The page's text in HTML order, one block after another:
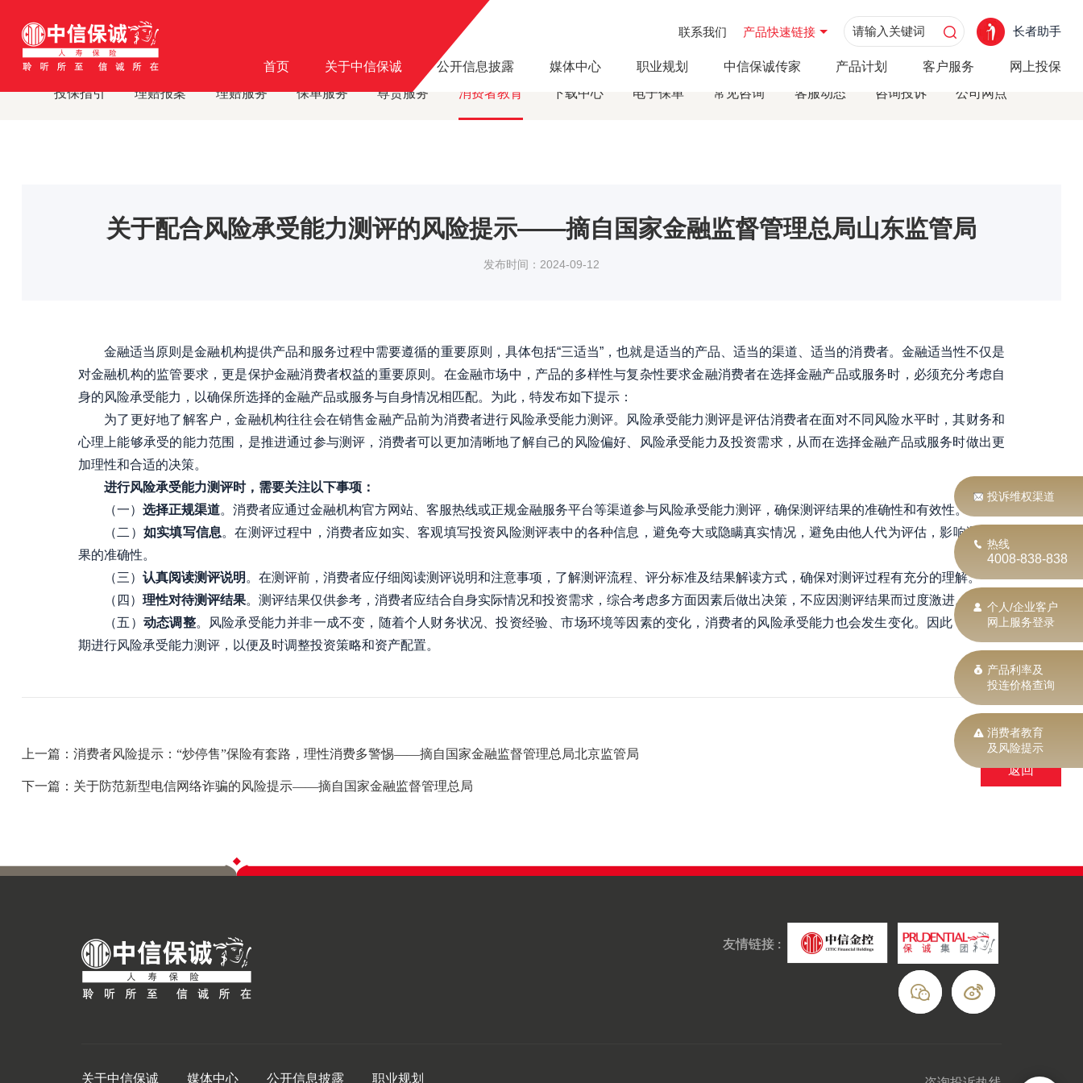
联系我们 产品快速链接 长者助手
首页 关于中信保诚 公开信息披露 媒体中心 职业规划 中信保诚传家 产品计划 客户服务 网上投保
首页 · 客户服务 · 关于配合风险承受能力测评的风险提示——摘自国家金融监督管理总局山东监管局
投保指引 理赔报案 理赔服务 保单服务 尊贵服务 消费者教育 下载中心 电子保单 常见咨询 客服动态 咨询投诉 公司网点
关于配合风险承受能力测评的风险提示——摘自国家金融监督管理总局山东监管局
发布时间：2024-09-12
金融适当原则是金融机构提供产品和服务过程中需要遵循的重要原则，具体包括“三适当”，也就是适当的产品、适当的渠道、适当的消费者。金融适当性不仅是
对金融机构的监管要求，更是保护金融消费者权益的重要原则。在金融市场中，产品的多样性与复杂性要求金融消费者在选择金融产品或服务时，必须充分考虑自
身的风险承受能力，以确保所选择的金融产品或服务与自身情况相匹配。为此，特发布如下提示：
为了更好地了解客户，金融机构往往会在销售金融产品前为消费者进行风险承受能力测评。风险承受能力测评是评估消费者在面对不同风险水平时，其财务和
心理上能够承受的能力范围，是推进通过参与测评，消费者可以更加清晰地了解自己的风险偏好、风险承受能力及投资需求，从而在选择金融产品或服务时做出更
加理性和合适的决策。
进行风险承受能力测评时，需要关注以下事项：
（一） 选择正规渠道。消费者应通过金融机构官方网站、客服热线或正规金融服务平台等渠道参与风险承受能力测评，确保测评结果的准确性和有效性。
（二） 如实填写信息。在测评过程中，消费者应如实、客观填写投资风险测评表中的各种信息，避免夸大或隐瞒真实情况，避免由他人代为评估，影响测评结
果的准确性。
（三） 认真阅读测评说明 。在测评前，消费者应仔细阅读测评说明和注意事项，了解测评流程、评分标准及结果解读方式，确保对测评过程有充分的理解。
（四） 理性对待测评结果。测评结果仅供参考，消费者应结合自身实际情况和投资需求，综合考虑多方面因素后做出决策，不应因测评结果而过度激进。
（五） 动态调整。风险承受能力并非一成不变，随着个人财务状况、投资经验、市场环境等因素的变化，消费者的风险承受能力也会发生变化。因此，建议定
期进行风险承受能力测评，以便及时调整投资策略和资产配置。
上一篇：消费者风险提示：“炒停售”保险有套路，理性消费多警惕——摘自国家金融监督管理总局北京监管局
下一篇：关于防范新型电信网络诈骗的风险提示——摘自国家金融监督管理总局
返回
友情链接 :
关于中信保诚 媒体中心 公开信息披露 职业规划
投诉维权渠道
热线
4008-838-838
个人/企业客户
网上服务登录
产品利率及
投连价格查询
消费者教育
及风险提示